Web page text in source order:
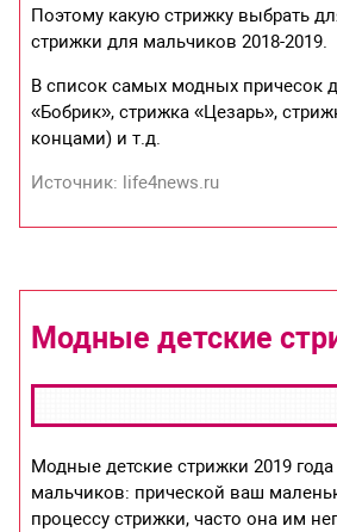
Поэтому какую стрижку выбрать
стрижки для мальчиков 2018-2019.
В список самых модных причесок
«Бобрик», стрижка «Цезарь»,
концами) и т.д.
Источник: life4news.ru
Модные детские
Модные детские стрижки 2019
мальчиков: прической ваш
процессу стрижки, часто она им